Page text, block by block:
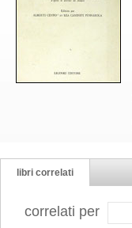
libri correlati
correlati per